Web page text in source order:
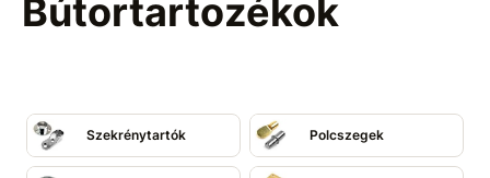
Bútortartozékok
Szekrénytartók Polcszegek